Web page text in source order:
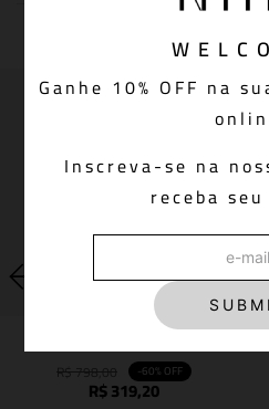
Ganhe 10% OFF na
Inscreva-se na
receba
You May
R$798,00 -60% OFF
R$319,20